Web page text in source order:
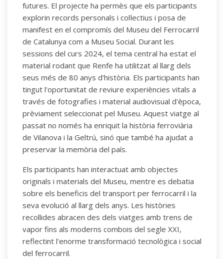
futures. El projecte ha permès que els participants
explorin records personals i col·lectius i posa de
manifest en el compromís del Museu del Ferrocarril
de Catalunya com a Museu Social. Durant les
sessions del curs 2024, el tema central ha estat el
material rodant que Renfe ha utilitzat al llarg dels
seus més de 80 anys d'història. Els participants han
tingut l'oportunitat de reviure experiències vitals a
través de fotografies i material audiovisual d'època,
prèviament seleccionat pel Museu. Aquest viatge al
passat no només ha enriquit la història ferroviària
de Vilanova i la Geltrú, sinó que també ha ajudat a
preservar la memòria del país.
Els participants han interactuat amb objectes
originals i materials del Museu, mentre es debatia
sobre els beneficis del transport per ferrocarril i la
seva evolució al llarg dels anys. Les històries
recollides abracen des dels viatges amb trens de
vapor fins als moderns combois del segle XXI,
reflectint l'enorme transformació tecnològica i social
del ferrocarril.